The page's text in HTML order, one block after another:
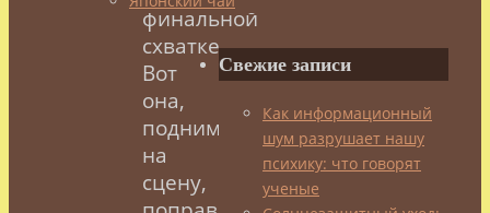
финальной
схватке.
Вот
она,
поднимается
на
сцену,
Свежие записи
Как информационный
шум разрушает нашу
психику: что говорят
ученые